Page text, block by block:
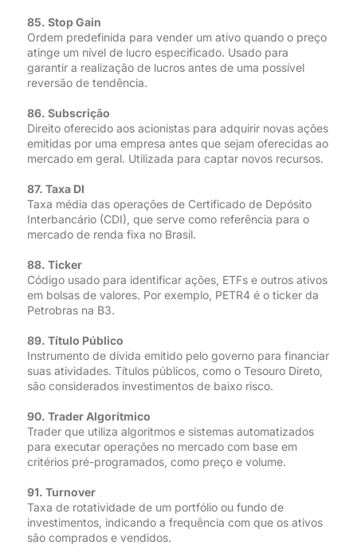
85. Stop Gain
Ordem predefinida para vender um ativo quando o preço
atinge um nível de lucro especificado. Usado para
garantir a realização de lucros antes de uma possível
reversão de tendência.
86. Subscrição
Direito oferecido aos acionistas para adquirir novas ações
emitidas por uma empresa antes que sejam oferecidas ao
mercado em geral. Utilizada para captar novos recursos.
87. Taxa DI
Taxa média das operações de Certificado de Depósito
Interbancário (CDI), que serve como referência para o
mercado de renda fixa no Brasil.
88. Ticker
Código usado para identificar ações, ETFs e outros ativos
em bolsas de valores. Por exemplo, PETR4 é o ticker da
Petrobras na B3.
89. Título Público
Instrumento de dívida emitido pelo governo para financiar
suas atividades. Títulos públicos, como o Tesouro Direto,
são considerados investimentos de baixo risco.
90. Trader Algorítmico
Trader que utiliza algoritmos e sistemas automatizados
para executar operações no mercado com base em
critérios pré-programados, como preço e volume.
91. Turnover
Taxa de rotatividade de um portfólio ou fundo de
investimentos, indicando a frequência com que os ativos
são comprados e vendidos.